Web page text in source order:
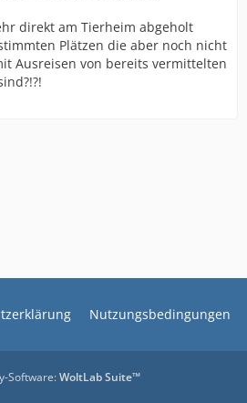
direkt am Tierheim abgeholt
Plätzen die aber noch nicht
Ausreisen von bereits vermittelten
Nutzungsbedingungen
Software:WoltLab Suite™